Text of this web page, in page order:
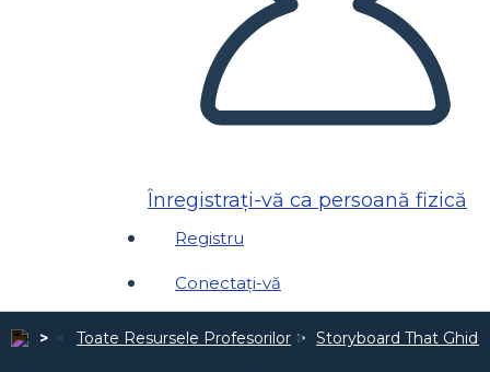
Înregistrați-vă ca persoană fizică
Registru
Conectați-vă
Toate Resursele Profesorilor Storyboard That